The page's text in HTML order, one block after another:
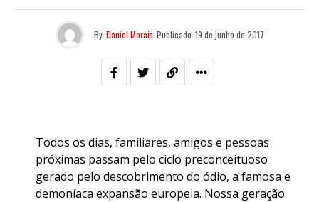
By Daniel Morais Publicado 19 de junho de 2017
Todos os dias, familiares, amigos e pessoas
próximas passam pelo ciclo preconceituoso
gerado pelo descobrimento do ódio, a famosa e
demoníaca expansão europeia. Nossa geração